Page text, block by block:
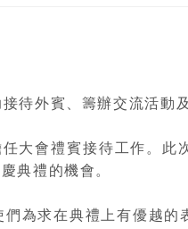
待外賓、籌辦交流活動
大會禮賓接待工作。此
典禮的機會。
為求在典禮上有優越